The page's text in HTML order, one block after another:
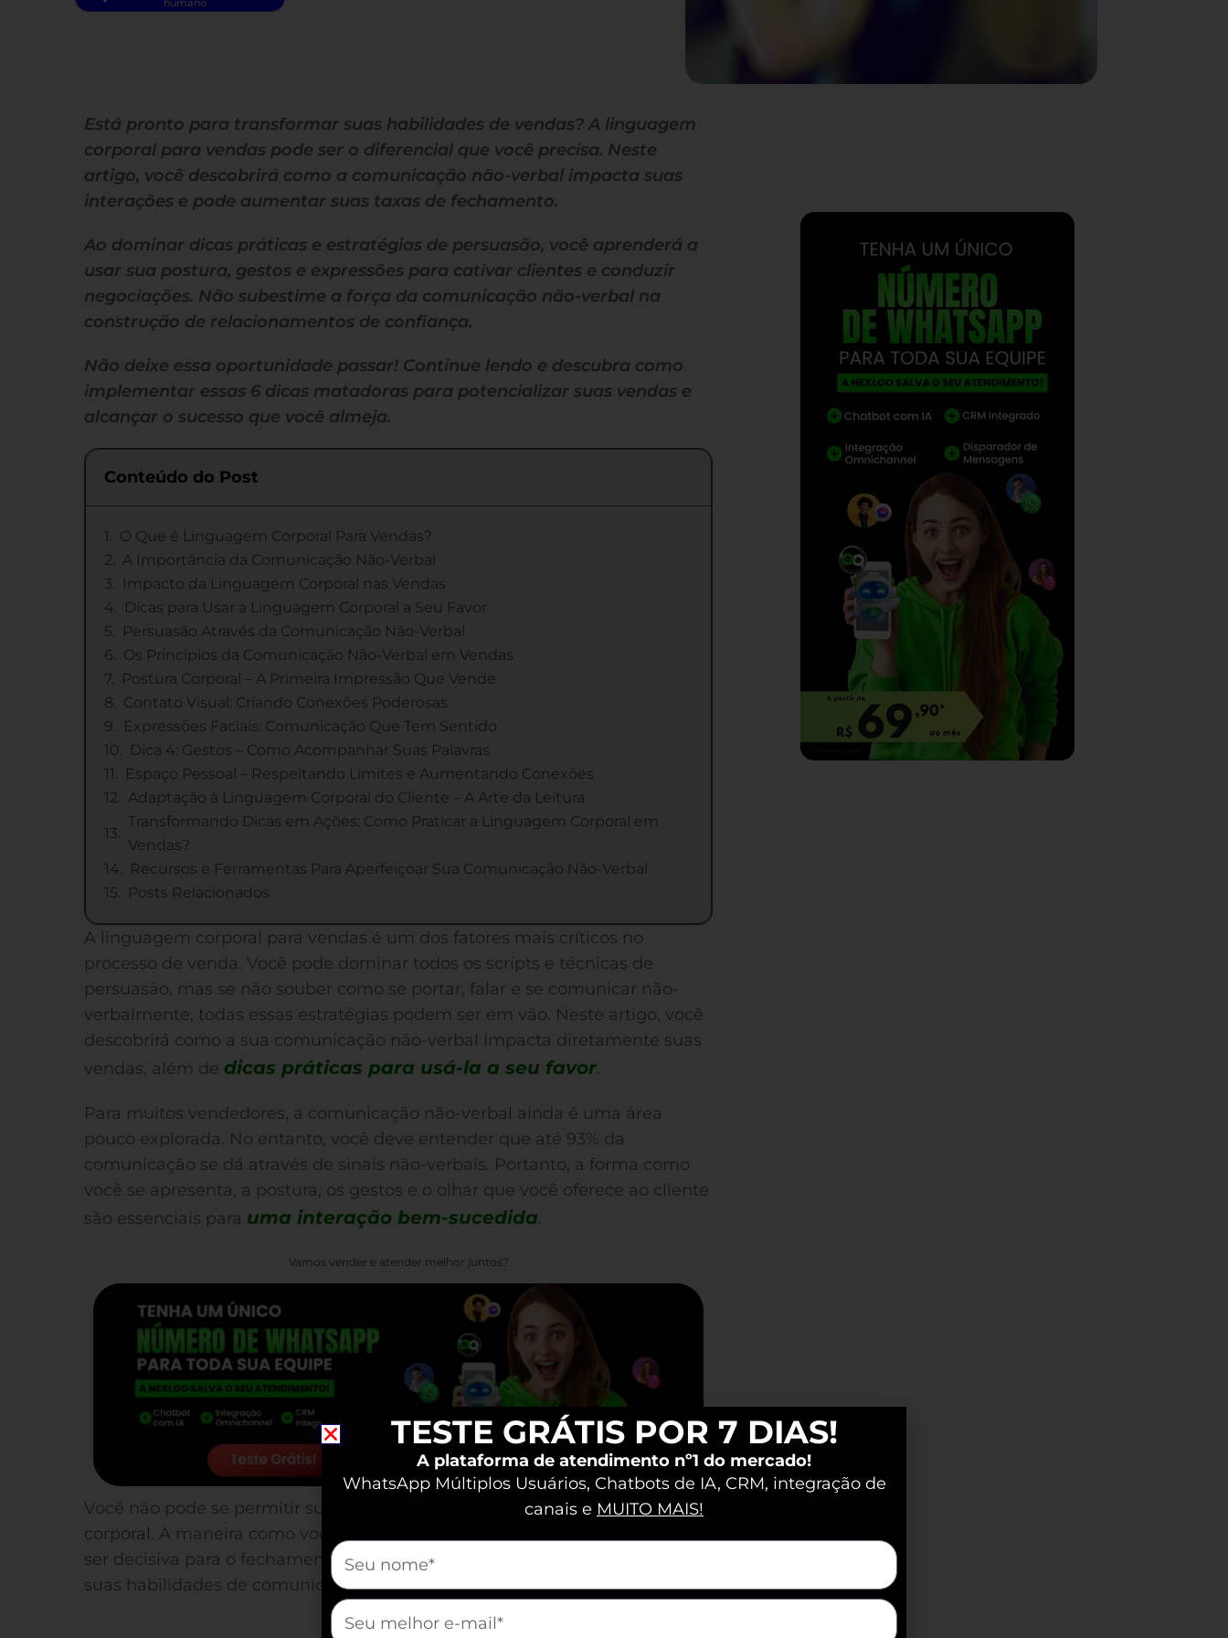
humano
Está pronto para transformar suas habilidades de vendas? A linguagem
corporal para vendas pode ser o diferencial que você precisa. Neste
artigo, você descobrirá como a comunicação não-verbal impacta suas
interações e pode aumentar suas taxas de fechamento.
Ao dominar dicas práticas e estratégias de persuasão, você aprenderá a
usar sua postura, gestos e expressões para cativar clientes e conduzir
negociações. Não subestime a força da comunicação não-verbal na
construção de relacionamentos de confiança.
Não deixe essa oportunidade passar! Continue lendo e descubra como
implementar essas 6 dicas matadoras para potencializar suas vendas e
alcançar o sucesso que você almeja.
Conteúdo do Post
O Que é Linguagem Corporal Para Vendas?
A Importância da Comunicação Não-Verbal
Impacto da Linguagem Corporal nas Vendas
Dicas para Usar a Linguagem Corporal a Seu Favor
Persuasão Através da Comunicação Não-Verbal
Os Princípios da Comunicação Não-Verbal em Vendas
Postura Corporal – A Primeira Impressão Que Vende
Contato Visual: Criando Conexões Poderosas
Expressões Faciais: Comunicação Que Tem Sentido
Dica 4: Gestos – Como Acompanhar Suas Palavras
Espaço Pessoal – Respeitando Limites e Aumentando Conexões
Adaptação à Linguagem Corporal do Cliente – A Arte da Leitura
Transformando Dicas em Ações: Como Praticar a Linguagem Corporal em
Vendas?
Recursos e Ferramentas Para Aperfeiçoar Sua Comunicação Não-Verbal
Posts Relacionados
A linguagem corporal para vendas é um dos fatores mais críticos no
processo de venda. Você pode dominar todos os scripts e técnicas de
persuasão, mas se não souber como se portar, falar e se comunicar não-
verbalmente, todas essas estratégias podem ser em vão. Neste artigo, você
descobrirá como a sua comunicação não-verbal impacta diretamente suas
vendas, além de dicas práticas para usá-la a seu favor.
Para muitos vendedores, a comunicação não-verbal ainda é uma área
pouco explorada. No entanto, você deve entender que até 93% da
comunicação se dá através de sinais não-verbais. Portanto, a forma como
você se apresenta, a postura, os gestos e o olhar que você oferece ao cliente
são essenciais para uma interação bem-sucedida.
Vamos vender e atender melhor juntos?
Você não pode se permitir subestimar a importância da linguagem
corporal. A maneira como você se comporta durante uma negociação pode
ser decisiva para o fechamento de uma venda. Prepare-se para aprimorar
suas habilidades de comunicação não-verbal, pois cada interação conta.
TESTE GRÁTIS POR 7 DIAS!
A plataforma de atendimento nº1 do mercado!
WhatsApp Múltiplos Usuários, Chatbots de IA, CRM, integração de
canais e MUITO MAIS!
mauticform[nome]
mauticform[email]